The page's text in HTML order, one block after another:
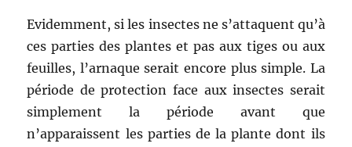
Evidemment, si les insectes ne s’attaquent qu’à
ces parties des plantes et pas aux tiges ou aux
feuilles, l’arnaque serait encore plus simple. La
période de protection face aux insectes serait
simplement la période avant que
n’apparaissent les parties de la plante dont ils